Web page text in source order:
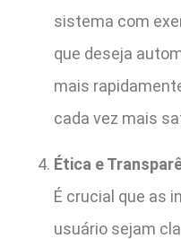
sistema com
que deseja
mais
cada vez mais
Ética e
É crucial que as
usuário sejam